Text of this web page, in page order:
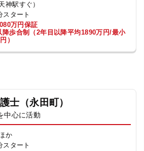
神駅すぐ）
スタート
万円保証
降歩合制（2年目以降平均1890万円/最小
）
士（永田町）
中心に活動
か
スタート